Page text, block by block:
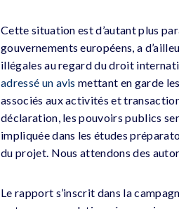
Cette situation est d’autant plus
gouvernements européens, a
illégales au regard du droit
adressé un avis mettant en garde
associés aux activités et
déclaration, les pouvoirs publics
impliquée dans les études
du projet. Nous attendons des
Le rapport s’inscrit dans la